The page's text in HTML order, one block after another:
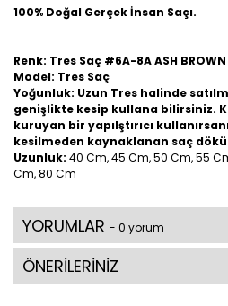
100% Doğal Gerçek İnsan Saçı.
Renk: Tres Saç #6A-8A ASH BROWN
Model: Tres Saç
Yoğunluk: Uzun Tres halinde
genişlikte kesip kullana bilirsiniz.
kuruyan bir yapılştırıcı
kesilmeden kaynaklanan saç
Uzunluk: 40 Cm, 45 Cm, 50 Cm, 55
Cm, 80 Cm
YORUMLAR - 0 yorum
ÖNERİLERİNİZ